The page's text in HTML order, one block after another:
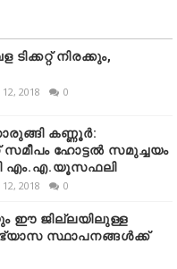
നിരക്കും,
2018 0
കണ്ണൂർ:
സമീപം ഹോട്ടൽ സമുച്ചയം
എം.എ.യൂസഫലി
2018 0
ഈ ജില്ലയിലുള്ള
സ്ഥാപനങ്ങൾക്ക്